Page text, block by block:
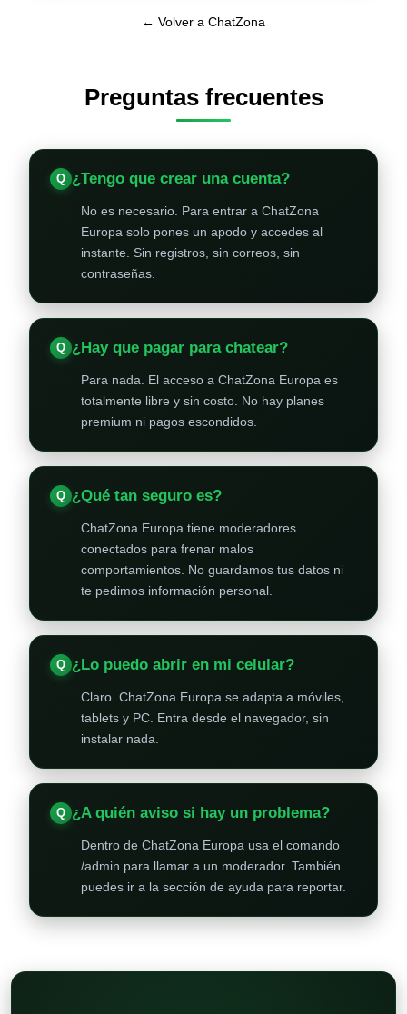
← Volver a ChatZona
Preguntas frecuentes
¿Tengo que crear una cuenta?
No es necesario. Para entrar a ChatZona
Europa solo pones un apodo y accedes al
instante. Sin registros, sin correos, sin
contraseñas.
¿Hay que pagar para chatear?
Para nada. El acceso a ChatZona Europa es
totalmente libre y sin costo. No hay planes
premium ni pagos escondidos.
¿Qué tan seguro es?
ChatZona Europa tiene moderadores
conectados para frenar malos
comportamientos. No guardamos tus datos ni
te pedimos información personal.
¿Lo puedo abrir en mi celular?
Claro. ChatZona Europa se adapta a móviles,
tablets y PC. Entra desde el navegador, sin
instalar nada.
¿A quién aviso si hay un problema?
Dentro de ChatZona Europa usa el comando
/admin para llamar a un moderador. También
puedes ir a la sección de ayuda para reportar.